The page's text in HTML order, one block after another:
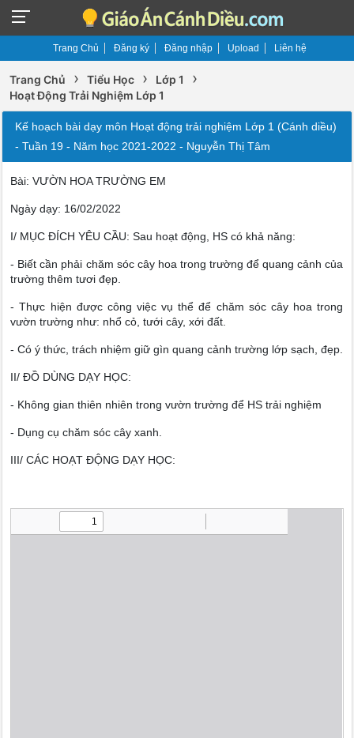
Trang Chủ Đăng ký Đăng nhập Upload Liên hệ
Trang Chủ › Tiểu Học › Lớp 1 ›
Hoạt Động Trải Nghiệm Lớp 1
Kế hoạch bài dạy môn Hoạt động trải nghiệm Lớp 1 (Cánh diều)
- Tuần 19 - Năm học 2021-2022 - Nguyễn Thị Tâm
Bài: VƯỜN HOA TRƯỜNG EM
Ngày dạy: 16/02/2022
I/ MỤC ĐÍCH YÊU CẦU: Sau hoạt động, HS có khả năng:
- Biết cần phải chăm sóc cây hoa trong trường để quang cảnh của
trường thêm tươi đẹp.
- Thực hiện được công việc vụ thể để chăm sóc cây hoa trong
vườn trường như: nhổ cỏ, tưới cây, xới đất.
- Có ý thức, trách nhiệm giữ gìn quang cảnh trường lớp sạch, đẹp.
II/ ĐỒ DÙNG DẠY HỌC:
- Không gian thiên nhiên trong vườn trường để HS trải nghiệm
- Dụng cụ chăm sóc cây xanh.
III/ CÁC HOẠT ĐỘNG DẠY HỌC: